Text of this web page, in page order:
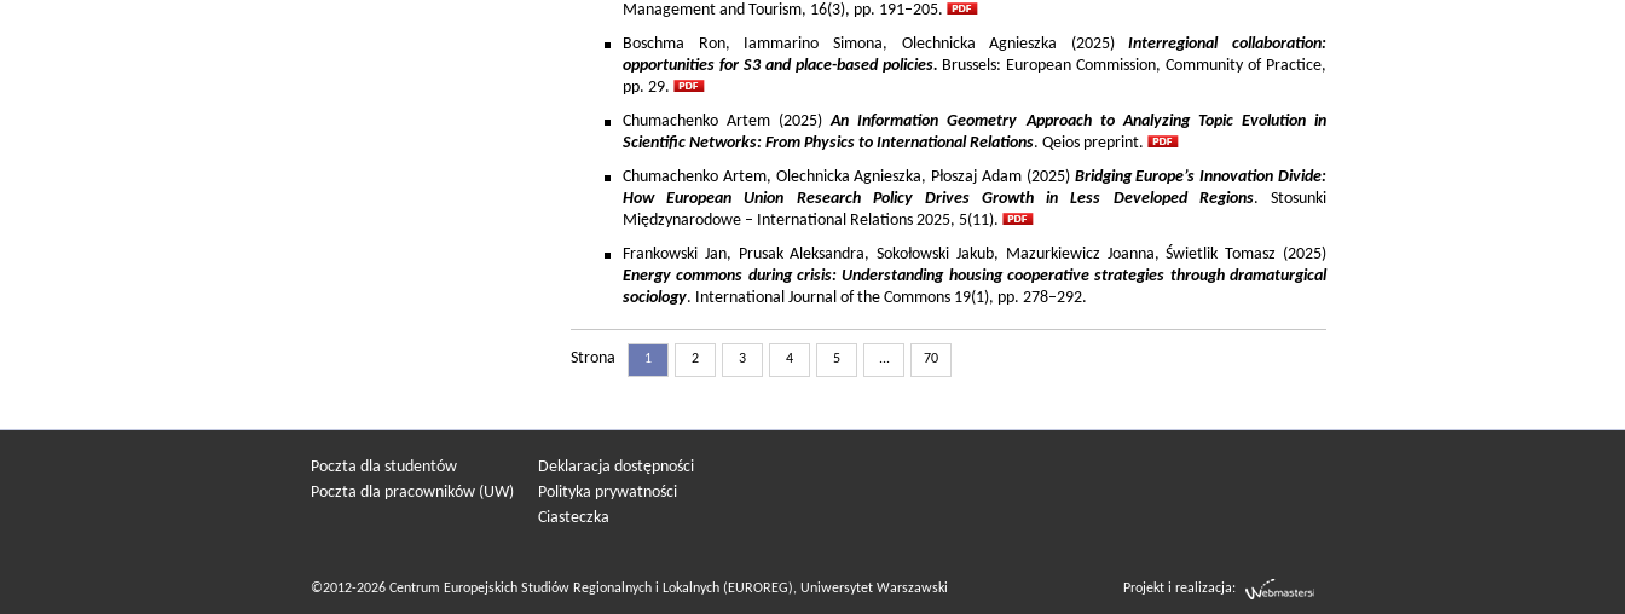
Management and Tourism, 16(3), pp. 191–205.
Boschma Ron, Iammarino Simona, Olechnicka Agnieszka (2025)Interregional collaboration:
opportunities for S3 and place-based policies. Brussels: European Commission, Community of Practice,
pp. 29.
Chumachenko Artem (2025)An Information Geometry Approach to Analyzing Topic Evolution in
Scientific Networks: From Physics to International Relations. Qeios preprint.
Chumachenko Artem, Olechnicka Agnieszka, Płoszaj Adam (2025) Bridging Europe’s Innovation Divide:
How European Union Research Policy Drives Growth in Less Developed Regions. Stosunki
Międzynarodowe – International Relations 2025, 5(11).
Frankowski Jan, Prusak Aleksandra, Sokołowski Jakub, Mazurkiewicz Joanna, Świetlik Tomasz (2025)
Energy commons during crisis: Understanding housing cooperative strategies through dramaturgical
sociology. International Journal of the Commons 19(1), pp. 278–292.
Strona 1 2 3 4 5 ... 70
Poczta dla studentów
Poczta dla pracowników (UW)
Deklaracja dostępności
Polityka prywatności
Ciasteczka
©2012-2026 Centrum Europejskich Studiów Regionalnych i Lokalnych (EUROREG), Uniwersytet Warszawski Projekt i realizacja: